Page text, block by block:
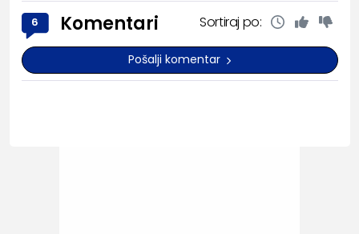
6 Komentari Sortiraj po:
Pošalji komentar